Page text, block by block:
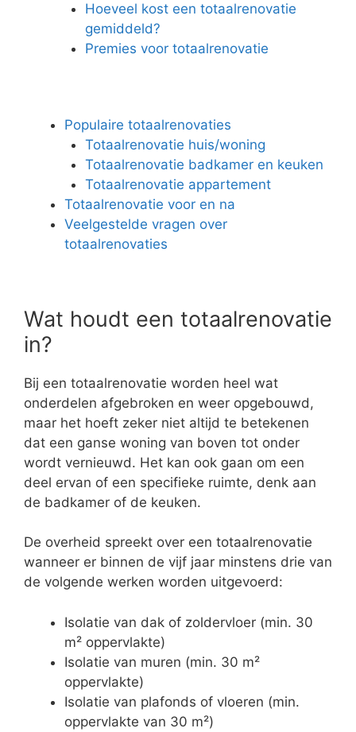
Hoeveel kost een totaalrenovatie
gemiddeld?
Premies voor totaalrenovatie
Populaire totaalrenovaties
Totaalrenovatie huis/woning
Totaalrenovatie badkamer en keuken
Totaalrenovatie appartement
Totaalrenovatie voor en na
Veelgestelde vragen over
totaalrenovaties
Wat houdt een totaalrenovatie
in?
Bij een totaalrenovatie worden heel wat
onderdelen afgebroken en weer opgebouwd,
maar het hoeft zeker niet altijd te betekenen
dat een ganse woning van boven tot onder
wordt vernieuwd. Het kan ook gaan om een
deel ervan of een specifieke ruimte, denk aan
de badkamer of de keuken.
De overheid spreekt over een totaalrenovatie
wanneer er binnen de vijf jaar minstens drie van
de volgende werken worden uitgevoerd:
Isolatie van dak of zoldervloer (min. 30
m² oppervlakte)
Isolatie van muren (min. 30 m²
oppervlakte)
Isolatie van plafonds of vloeren (min.
oppervlakte van 30 m²)